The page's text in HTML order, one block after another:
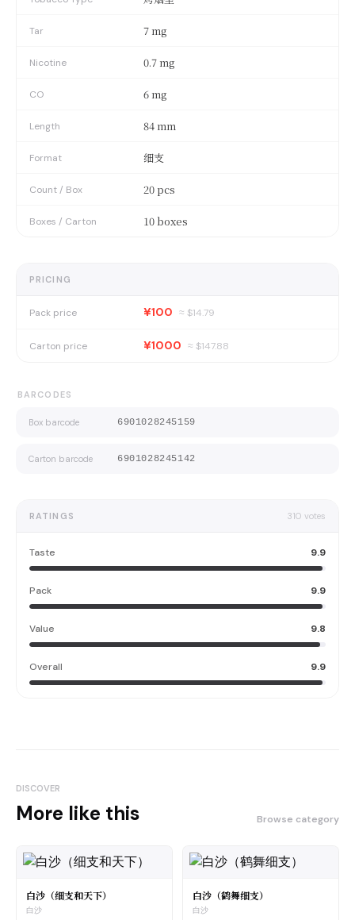
Tar 7 mg
Nicotine 0.7 mg
CO 6 mg
Length 84 mm
Format 细支
Count / Box 20 pcs
Boxes / Carton 10 boxes
PRICING
Pack price ¥100 ≈ $14.79
Carton price ¥1000 ≈ $147.88
BARCODES
Box barcode 6901028245159
Carton barcode 6901028245142
RATINGS 310 votes
Taste 9.9
Pack 9.9
Value 9.8
Overall 9.9
DISCOVER
More like this Browse category
白沙（细支和天下）
白沙
白沙（鹤舞细支）
白沙